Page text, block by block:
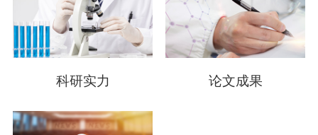
科研实力 论文成果